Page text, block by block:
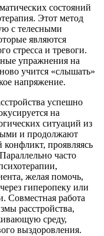
состояний
Этот метод
с телесными
являются
стресса и тревоги.
упражнения на
учится «слышать»
напряжение.
успешно
на
ситуаций из
и продолжают
проявляясь
часто
желая помочь,
гиперопеку или
Совместная работа
расстройства,
среду,
выздоровления.